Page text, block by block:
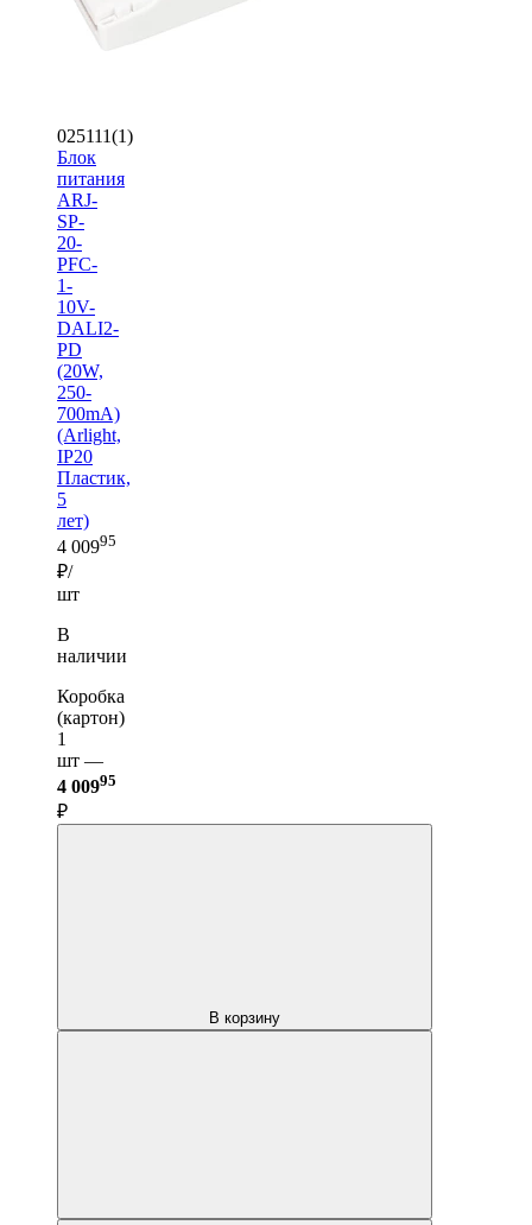
025111(1)
Блок
питания
ARJ-
SP-
20-
PFC-
1-
10V-
DALI2-
PD
(20W,
250-
700mA)
(Arlight,
IP20
Пластик,
5
лет)
4 00995
₽/
шт
В
наличии
Коробка
(картон)
1
шт —
4 00995
₽
В корзину